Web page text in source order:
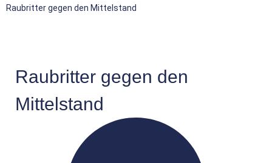
Raubritter gegen den Mittelstand
Raubritter gegen den
Mittelstand